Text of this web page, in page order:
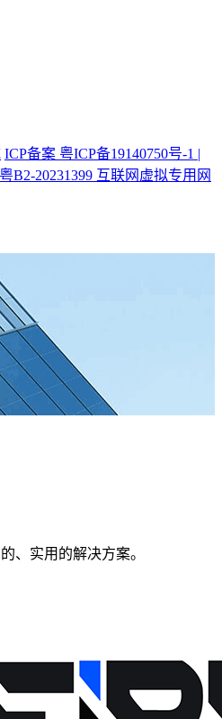
ICP备案 粤ICP备19140750号-1 |
B2-20231399 互联网虚拟专用网
、实用的解决方案。